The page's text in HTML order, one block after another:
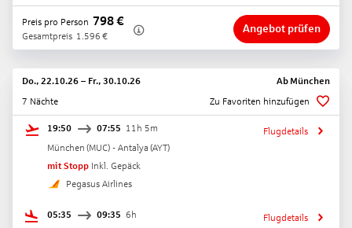
Preis pro Person 798€
Gesamtpreis 1.596 €
Angebot prüfen
Do., 22.10.26 – Fr., 30.10.26 Ab München
7 Nächte
Zu Favoriten hinzufügen
19:50 07:55 11h 5m
München (MUC) - Antalya (AYT)
mit Stopp Inkl. Gepäck
Pegasus Airlines
Flugdetails
05:35 09:35 6h
Flugdetails